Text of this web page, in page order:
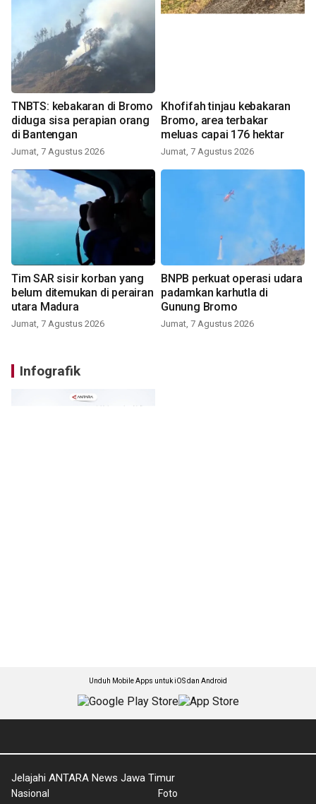
TNBTS: kebakaran di Bromo
diduga sisa perapian orang
di Bantengan
Jumat, 7 Agustus 2026
Khofifah tinjau kebakaran
Bromo, area terbakar
meluas capai 176 hektar
Jumat, 7 Agustus 2026
Tim SAR sisir korban yang
belum ditemukan di perairan
utara Madura
Jumat, 7 Agustus 2026
BNPB perkuat operasi udara
padamkan karhutla di
Gunung Bromo
Jumat, 7 Agustus 2026
Infografik
Unduh Mobile Apps untuk iOS dan Android
Jelajahi ANTARA News Jawa Timur
Nasional Foto